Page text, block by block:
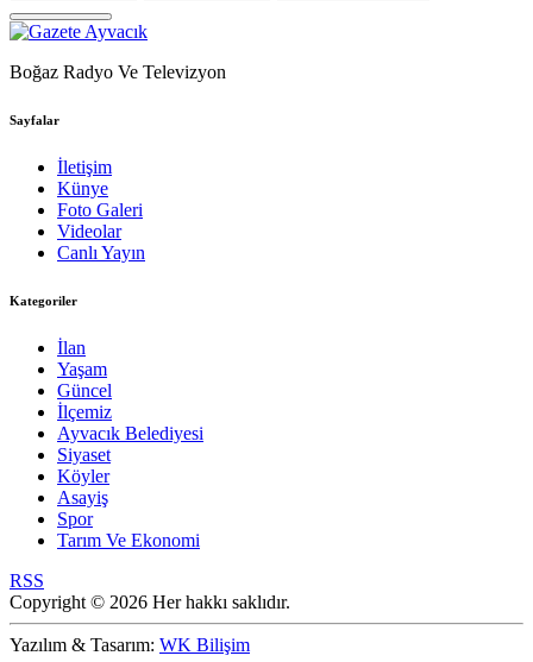
Boğaz Radyo Ve Televizyon
Sayfalar
İletişim
Künye
Foto Galeri
Videolar
Canlı Yayın
Kategoriler
İlan
Yaşam
Güncel
İlçemiz
Ayvacık Belediyesi
Siyaset
Köyler
Asayiş
Spor
Tarım Ve Ekonomi
RSS
Copyright © 2026 Her hakkı saklıdır.
Yazılım & Tasarım: WK Bilişim